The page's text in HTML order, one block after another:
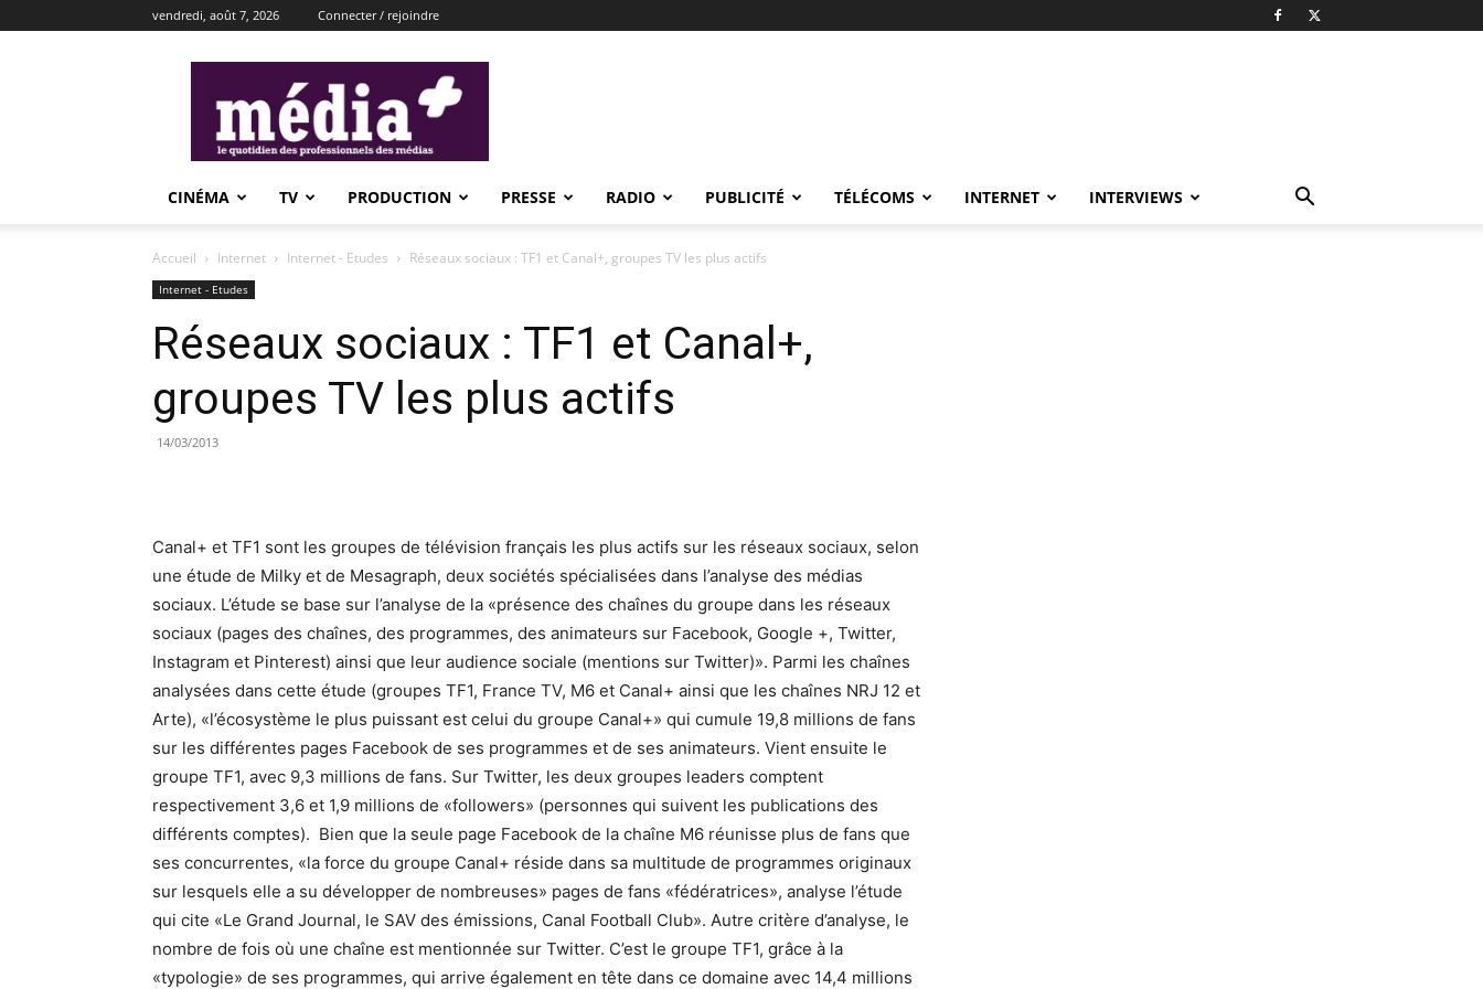
vendredi, août 7, 2026 Connecter / rejoindre
CINÉMA TV PRODUCTION PRESSE RADIO PUBLICITÉ TÉLÉCOMS INTERNET INTERVIEWS
Accueil Internet Internet - Etudes Réseaux sociaux : TF1 et Canal+, groupes TV les plus actifs
Internet - Etudes
Réseaux sociaux : TF1 et Canal+,
groupes TV les plus actifs
14/03/2013
Canal+ et TF1 sont les groupes de télévision français les plus actifs sur les réseaux sociaux, selon
une étude de Milky et de Mesagraph, deux sociétés spécialisées dans l’analyse des médias
sociaux. L’étude se base sur l’analyse de la «présence des chaînes du groupe dans les réseaux
sociaux (pages des chaînes, des programmes, des animateurs sur Facebook, Google +, Twitter,
Instagram et Pinterest) ainsi que leur audience sociale (mentions sur Twitter)». Parmi les chaînes
analysées dans cette étude (groupes TF1, France TV, M6 et Canal+ ainsi que les chaînes NRJ 12 et
Arte), «l’écosystème le plus puissant est celui du groupe Canal+» qui cumule 19,8 millions de fans
sur les différentes pages Facebook de ses programmes et de ses animateurs. Vient ensuite le
groupe TF1, avec 9,3 millions de fans. Sur Twitter, les deux groupes leaders comptent
respectivement 3,6 et 1,9 millions de «followers» (personnes qui suivent les publications des
différents comptes). Bien que la seule page Facebook de la chaîne M6 réunisse plus de fans que
ses concurrentes, «la force du groupe Canal+ réside dans sa multitude de programmes originaux
sur lesquels elle a su développer de nombreuses» pages de fans «fédératrices», analyse l’étude
qui cite «Le Grand Journal, le SAV des émissions, Canal Football Club». Autre critère d’analyse, le
nombre de fois où une chaîne est mentionnée sur Twitter. C’est le groupe TF1, grâce à la
«typologie» de ses programmes, qui arrive également en tête dans ce domaine avec 14,4 millions